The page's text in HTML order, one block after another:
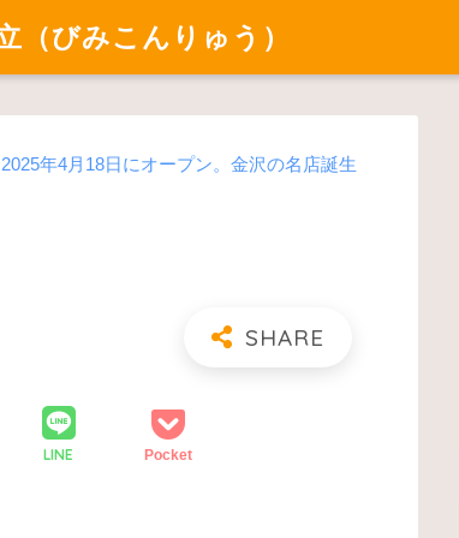
びみこんりゅう）
年4月18日にオープン。金沢の名店誕生
LINE Pocket